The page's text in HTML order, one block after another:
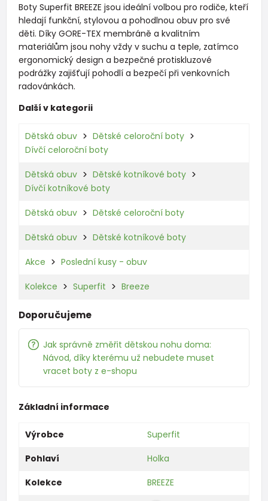
Boty Superfit BREEZE jsou ideální volbou pro rodiče, kteří
hledají funkční, stylovou a pohodlnou obuv pro své
děti. Díky GORE-TEX membráně a kvalitním
materiálům jsou nohy vždy v suchu a teple, zatímco
ergonomický design a bezpečné protiskluzové
podrážky zajišťují pohodlí a bezpečí při venkovních
radovánkách.
Další v kategorii
Dětská obuv
Dětské celoroční boty
Dívčí celoroční boty
Dětská obuv
Dětské kotníkové boty
Dívčí kotníkové boty
Dětská obuv Dětské celoroční boty
Dětská obuv Dětské kotníkové boty
Akce Poslední kusy - obuv
Kolekce Superfit Breeze
Doporučujeme
Jak správně změřit dětskou nohu doma:
Návod, díky kterému už nebudete muset
vracet boty z e-shopu
Základní informace
Výrobce
Superfit
Pohlaví
Holka
Kolekce
BREEZE